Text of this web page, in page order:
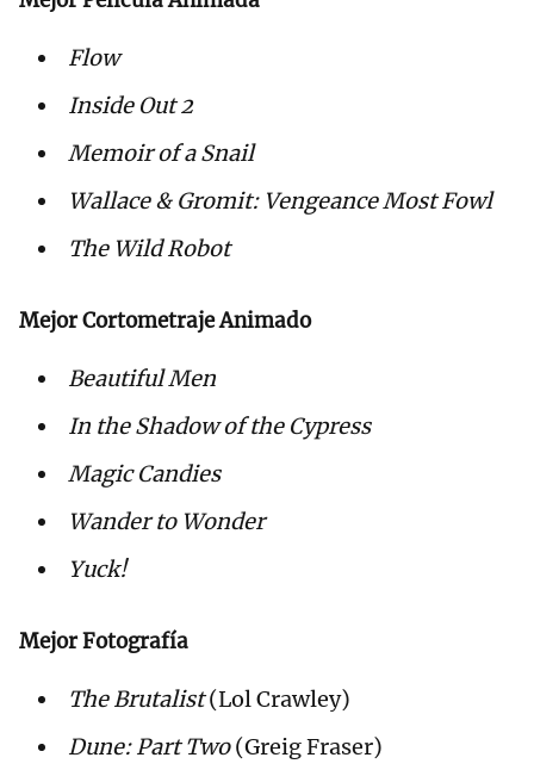
Flow
Inside Out 2
Memoir of a Snail
Wallace & Gromit: Vengeance Most Fowl
The Wild Robot
Mejor Cortometraje Animado
Beautiful Men
In the Shadow of the Cypress
Magic Candies
Wander to Wonder
Yuck!
Mejor Fotografía
The Brutalist(Lol Crawley)
Dune: Part Two(Greig Fraser)